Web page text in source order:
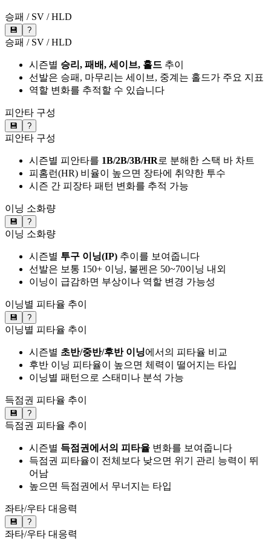
승패 / SV / HLD
💾 ?
승패 / SV / HLD
시즌별 승리, 패배, 세이브, 홀드 추이
선발은 승패, 마무리는 세이브, 중계는 홀드가 주요 지표
역할 변화를 추적할 수 있습니다
피안타 구성
💾 ?
피안타 구성
시즌별 피안타를 1B/2B/3B/HR로 분해한 스택 바 차트
피홈런(HR) 비율이 높으면 장타에 취약한 투수
시즌 간 피장타 패턴 변화를 추적 가능
이닝 소화량
💾 ?
이닝 소화량
시즌별 투구 이닝(IP) 추이를 보여줍니다
선발은 보통 150+ 이닝, 불펜은 50~70이닝 내외
이닝이 급감하면 부상이나 역할 변경 가능성
이닝별 피타율 추이
💾 ?
이닝별 피타율 추이
시즌별 초반/중반/후반 이닝에서의 피타율 비교
후반 이닝 피타율이 높으면 체력이 떨어지는 타입
이닝별 패턴으로 스태미나 분석 가능
득점권 피타율 추이
💾 ?
득점권 피타율 추이
시즌별 득점권에서의 피타율 변화를 보여줍니다
득점권 피타율이 전체보다 낮으면 위기 관리 능력이 뛰
어남
높으면 득점권에서 무너지는 타입
좌타/우타 대응력
💾 ?
좌타/우타 대응력